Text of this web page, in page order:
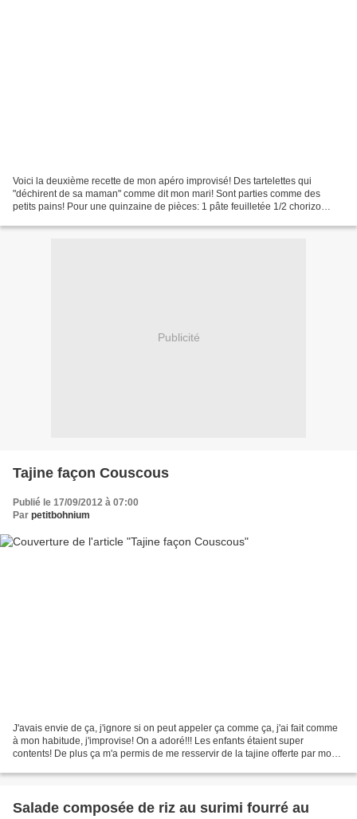
Voici la deuxième recette de mon apéro improvisé! Des tartelettes qui
"déchirent de sa maman" comme dit mon mari! Sont parties comme des
petits pains! Pour une quinzaine de pièces: 1 pâte feuilletée 1/2 chorizo
Publicité
Tajine façon Couscous
Publié le 17/09/2012 à 07:00
Par petitbohnium
J'avais envie de ça, j'ignore si on peut appeler ça comme ça, j'ai fait comme
à mon habitude, j'improvise! On a adoré!!! Les enfants étaient super
contents! De plus ça m'a permis de me resservir de la tajine offerte par mon
Salade composée de riz au surimi fourré au